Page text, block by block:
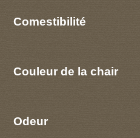
Comestibilité
Couleur de la chair
Odeur